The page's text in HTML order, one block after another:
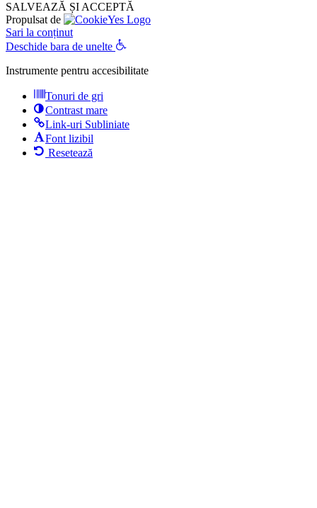
SALVEAZĂ ȘI ACCEPTĂ
Propulsat de
Sari la conținut
Deschide bara de unelte
Instrumente pentru accesibilitate
Tonuri de gri
Contrast mare
Link-uri Subliniate
Font lizibil
Resetează